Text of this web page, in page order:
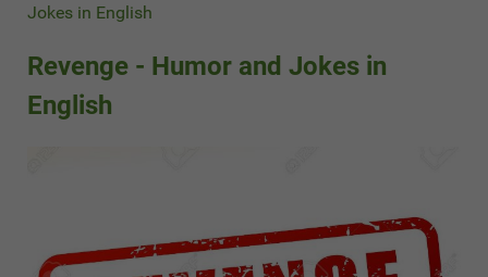
Jokes in English
Revenge - Humor and Jokes in
English